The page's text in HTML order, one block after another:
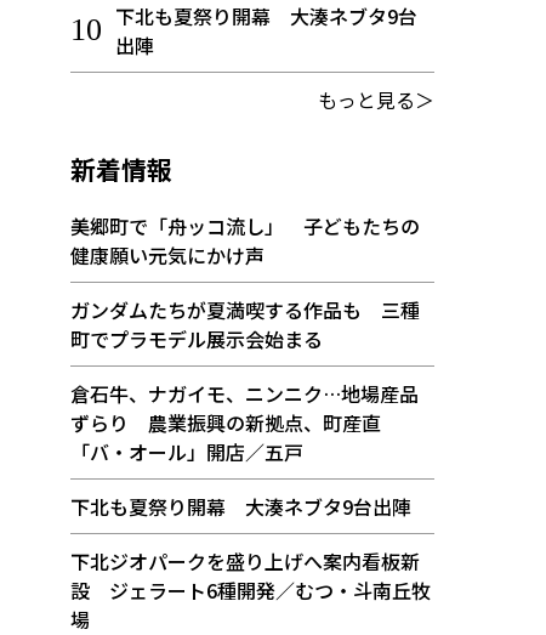
下北も夏祭り開幕 大湊ネブタ9台
出陣
もっと見る＞
新着情報
美郷町で「舟ッコ流し」 子どもたちの
健康願い元気にかけ声
ガンダムたちが夏満喫する作品も 三種
町でプラモデル展示会始まる
倉石牛、ナガイモ、ニンニク…地場産品
ずらり 農業振興の新拠点、町産直
「バ・オール」開店／五戸
下北も夏祭り開幕 大湊ネブタ9台出陣
下北ジオパークを盛り上げへ案内看板新
設 ジェラート6種開発／むつ・斗南丘牧
場